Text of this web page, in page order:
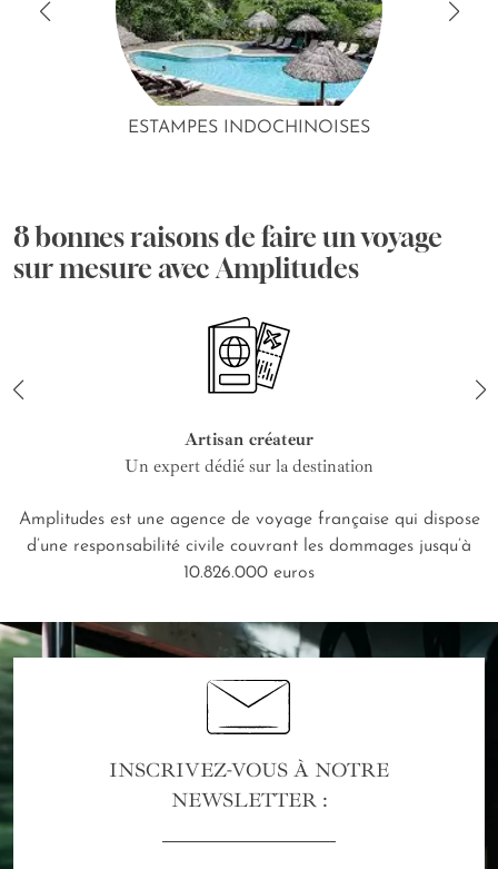
ESTAMPES INDOCHINOISES
8 bonnes raisons de faire un voyage
sur mesure avec Amplitudes
Artisan créateur
Un expert dédié sur la destination
Amplitudes est une agence de voyage française qui dispose
d’une responsabilité civile couvrant les dommages jusqu’à
10.826.000 euros
INSCRIVEZ-VOUS À NOTRE
NEWSLETTER :